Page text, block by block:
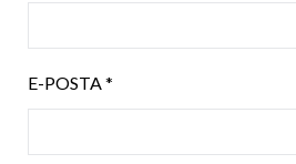
E-POSTA*